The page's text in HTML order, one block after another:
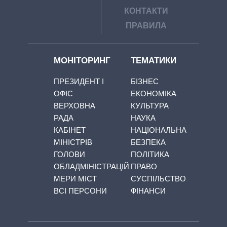
КОНТАКТИ
ПРАВИЛА
МОНІТОРИНГ
ПРЕЗИДЕНТ І
ОФІС
ВЕРХОВНА
РАДА
КАБІНЕТ
МІНІСТРІВ
ГОЛОВИ
ОБЛАДМІНІСТРАЦІЙ
МЕРИ МІСТ
ВСІ ПЕРСОНИ
ТЕМАТИКИ
БІЗНЕС
ЕКОНОМІКА
КУЛЬТУРА
НАУКА
НАЦІОНАЛЬНА
БЕЗПЕКА
ПОЛІТИКА
ПРАВО
СУСПІЛЬСТВО
ФІНАНСИ